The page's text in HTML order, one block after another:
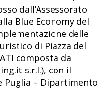
dall’Assessorato
Blue Economy del
delle
di Piazza del
composta da
s.r.l.), con il
Puglia – Dipartimento